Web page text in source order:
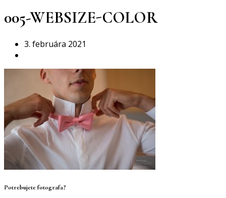
005-WEBSIZE-COLOR
3. februára 2021
Potrebujete fotografa?